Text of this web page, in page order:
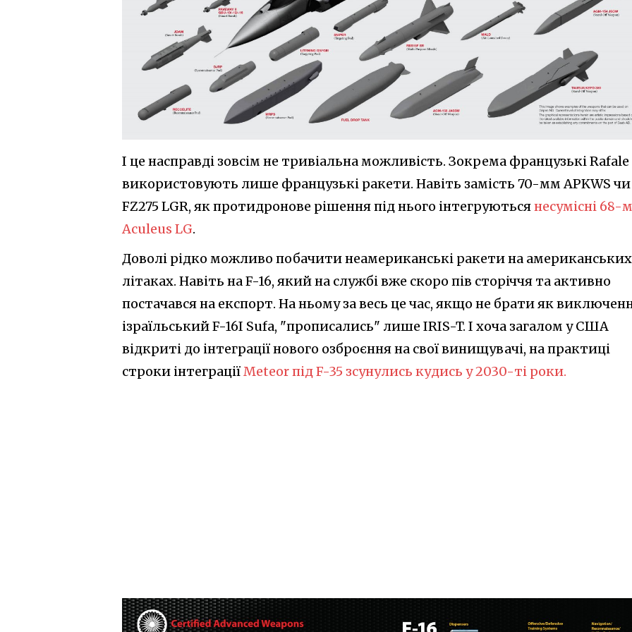
І це насправді зовсім не тривіальна можливість. Зокрема французькі Rafale
використовують лише французькі ракети. Навіть замість 70-мм APKWS чи
FZ275 LGR, як протидронове рішення під нього інтегруютьсянесумісні 68-
Aculeus LG.
Доволі рідко можливо побачити неамериканські ракети на американських
літаках. Навіть на F-16, який на службі вже скоро пів сторіччя та активно
постачався на експорт. На ньому за весь це час, якщо не брати як
ізраїльський F-16I Sufa, "прописались" лише IRIS-T. І хоча загалом у США
відкриті до інтеграції нового озброєння на свої винищувачі, на практиці
строки інтеграціїMeteor під F-35 зсунулись кудись у 2030-ті роки.